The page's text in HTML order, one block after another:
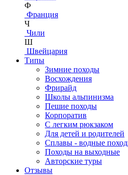
Ф
Франция
Ч
Чили
Ш
Швейцария
Типы
Зимние походы
Восхождения
Фрирайд
Школы альпинизма
Пешие походы
Корпоратив
С легким рюкзаком
Для детей и родителей
Сплавы - водные
Походы на выходные
Авторские туры
Отзывы